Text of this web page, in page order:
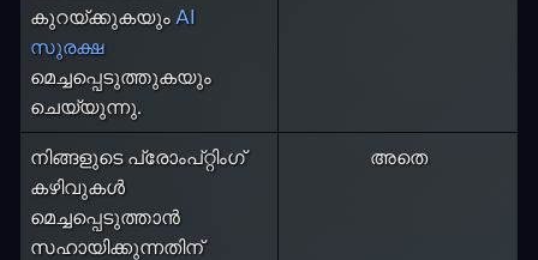
കുറയ്ക്കുകയും AI
സുരക്ഷ
മെച്ചപ്പെടുത്തുകയും
ചെയ്യുന്നു.
നിങ്ങളുടെ പ്രോംപ്റ്റിംഗ്
കഴിവുകൾ
മെച്ചപ്പെടുത്താൻ
സഹായിക്കുന്നതിന്
അതെ